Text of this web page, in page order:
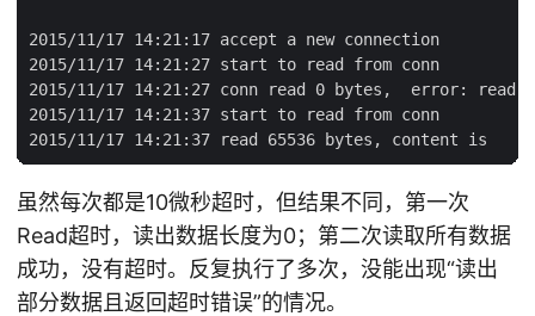
2015/11/17 14:21:17 accept a new connection
2015/11/17 14:21:27 start to read from conn
2015/11/17 14:21:27 conn read 0 bytes,  error: read
2015/11/17 14:21:37 start to read from conn
虽然每次都是10微秒超时，但结果不同，第一次
Read超时，读出数据长度为0；第二次读取所有数据
成功，没有超时。反复执行了多次，没能出现“读出
部分数据且返回超时错误”的情况。